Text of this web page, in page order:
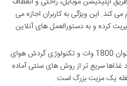
کند. این ویژگی به کاربران اجازه می
کرده و به دستورالعمل های آنلاین
توان 1800 وات و تکنولوژی گردش هوای
غذاها سریع تر از روش های سنتی آماده
یک مزیت بزرگ است.